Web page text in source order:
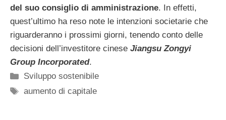
del suo consiglio di amministrazione. In effetti,
quest’ultimo ha reso note le intenzioni societarie che
riguarderanno i prossimi giorni, tenendo conto delle
decisioni dell’investitore cinese Jiangsu Zongyi
Group Incorporated.
Categorie
Sviluppo sostenibile
Tag
aumento di capitale